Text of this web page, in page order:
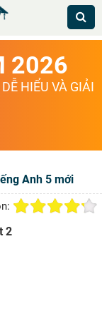
2026
HIỂU VÀ GIẢI
Anh 5 mới
2